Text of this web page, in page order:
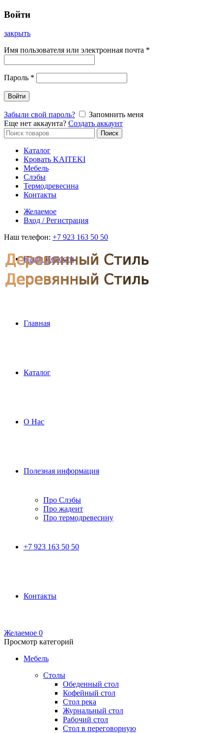
Войти
закрыть
Имя пользователя или электронная почта *
Пароль *
Войти
Забыли свой пароль?
Запомнить меня
Еще нет аккаунта? Создать аккаунт
Искать:
Поиск
Каталог
Кровать KAITEKI
Мебель
Слэбы
Термодревесина
Контакты
Желаемое
Вход / Регистрация
Наш телефон: +7 923 163 50 50
Наши Новости
Главная
Каталог
О Нас
Полезная информация
Про Слэбы
Про жадеит
Про термодревесину
+7 923 163 50 50
Контакты
Желаемое 0
Просмотр категорий
Мебель
Столы
Обеденный стол
Кофейный стол
Стол река
Журнальный стол
Рабочий стол
Стол в переговорную